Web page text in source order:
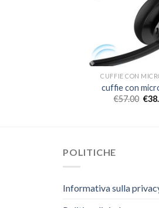
CUFFIE CON
cuffie con
€57.00 €
POLITICHE
Informativa sulla